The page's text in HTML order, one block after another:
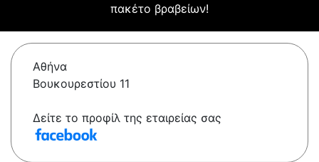
πακέτο βραβείων!
Αθήνα
Βουκουρεστίου 11
Δείτε το προφίλ της εταιρείας σας